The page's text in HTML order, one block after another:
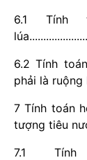
6.1 Tính
6.2 Tính
phải là ruộng
7 Tính toán
tượng tiêu
7.1